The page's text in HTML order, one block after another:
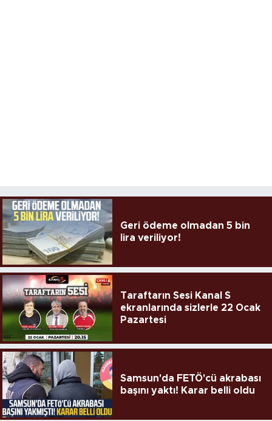
Geri ödeme olmadan 5 bin
lira veriliyor!
Taraftarın Sesi Kanal S
ekranlarında sizlerle 22 Ocak
Pazartesi
Samsun'da FETÖ'cü akrabası
başını yaktı! Karar belli oldu